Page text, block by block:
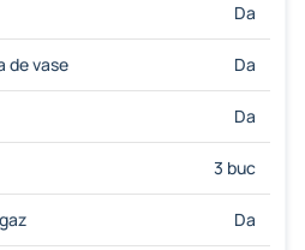
Da
de vase Da
Da
3 buc
Da